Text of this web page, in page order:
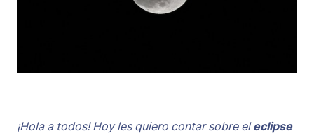
¡Hola a todos! Hoy les quiero contar sobre eleclipse